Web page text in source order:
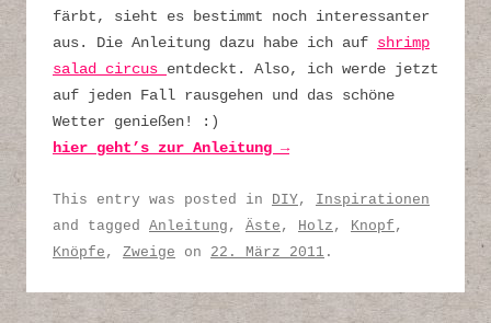
färbt, sieht es bestimmt noch interessanter
aus. Die Anleitung dazu habe ich auf shrimp
salad circus entdeckt. Also, ich werde jetzt
auf jeden Fall rausgehen und das schöne
Wetter genießen! :)
hier geht’s zur Anleitung →
This entry was posted in DIY, Inspirationen
and tagged Anleitung , Äste , Holz , Knopf ,
Knöpfe , Zweige on 22. März 2011 .